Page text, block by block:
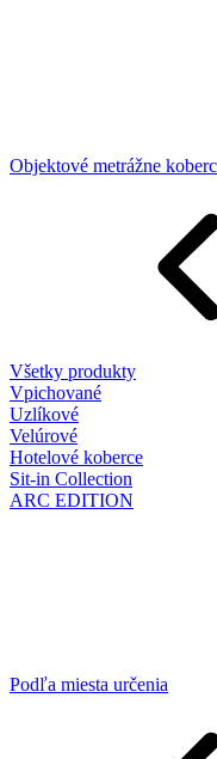
Objektové metrážne
Všetky produkty
Vpichované
Uzlíkové
Velúrové
Hotelové koberce
Sit-in Collection
ARC EDITION
Podľa miesta určenia